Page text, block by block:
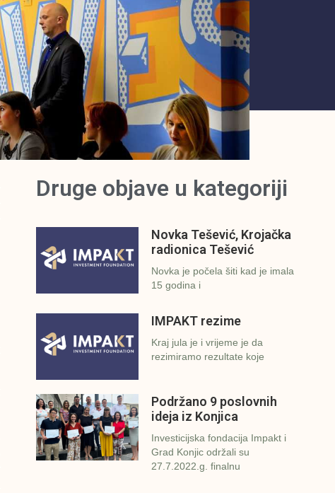
Druge objave u kategoriji
Novka Tešević, Krojačka
radionica Tešević
Novka je počela šiti kad je imala
15 godina i
IMPAKT rezime
Kraj jula je i vrijeme je da
rezimiramo rezultate koje
Podržano 9 poslovnih
ideja iz Konjica
Investicijska fondacija Impakt i
Grad Konjic održali su
27.7.2022.g. finalnu